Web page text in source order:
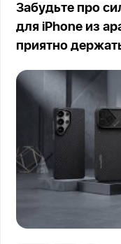
Забудьте про
для iPhone из
приятно